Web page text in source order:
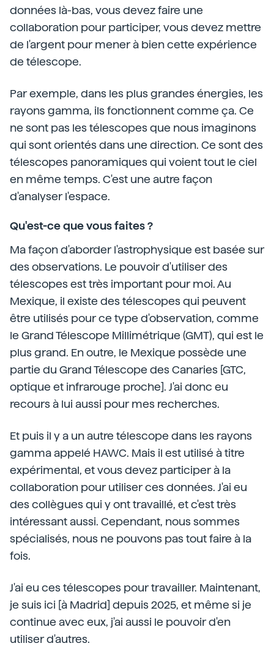
données là-bas, vous devez faire une
collaboration pour participer, vous devez mettre
de l'argent pour mener à bien cette expérience
de télescope.
Par exemple, dans les plus grandes énergies, les
rayons gamma, ils fonctionnent comme ça. Ce
ne sont pas les télescopes que nous imaginons
qui sont orientés dans une direction. Ce sont des
télescopes panoramiques qui voient tout le ciel
en même temps. C'est une autre façon
d'analyser l'espace.
Qu'est-ce que vous faites ?
Ma façon d'aborder l'astrophysique est basée sur
des observations. Le pouvoir d'utiliser des
télescopes est très important pour moi. Au
Mexique, il existe des télescopes qui peuvent
être utilisés pour ce type d'observation, comme
le Grand Télescope Millimétrique (GMT), qui est le
plus grand. En outre, le Mexique possède une
partie du Grand Télescope des Canaries [GTC,
optique et infrarouge proche]. J'ai donc eu
recours à lui aussi pour mes recherches.
Et puis il y a un autre télescope dans les rayons
gamma appelé HAWC. Mais il est utilisé à titre
expérimental, et vous devez participer à la
collaboration pour utiliser ces données. J'ai eu
des collègues qui y ont travaillé, et c'est très
intéressant aussi. Cependant, nous sommes
spécialisés, nous ne pouvons pas tout faire à la
fois.
J'ai eu ces télescopes pour travailler. Maintenant,
je suis ici [à Madrid] depuis 2025, et même si je
continue avec eux, j'ai aussi le pouvoir d'en
utiliser d'autres.